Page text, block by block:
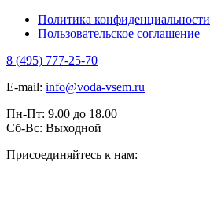
Политика конфиденциальности
Пользовательское соглашение
8 (495) 777-25-70
E-mail: info@voda-vsem.ru
Пн-Пт: 9.00 до 18.00
Сб-Вс: Выходной
Присоединяйтесь к нам: